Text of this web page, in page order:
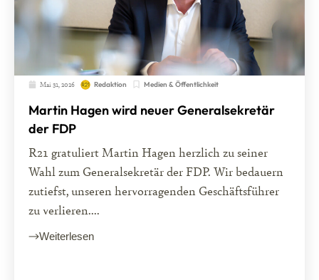
Mai 31, 2026 Redaktion Medien & Öffentlichkeit
Martin Hagen wird neuer Generalsekretär
der FDP
R21 gratuliert Martin Hagen herzlich zu seiner
Wahl zum Generalsekretär der FDP. Wir bedauern
zutiefst, unseren hervorragenden Geschäftsführer
zu verlieren....
Weiterlesen